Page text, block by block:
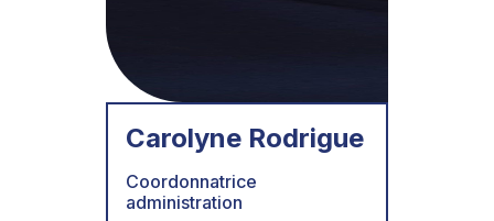
Carolyne Rodrigue
Coordonnatrice
administration